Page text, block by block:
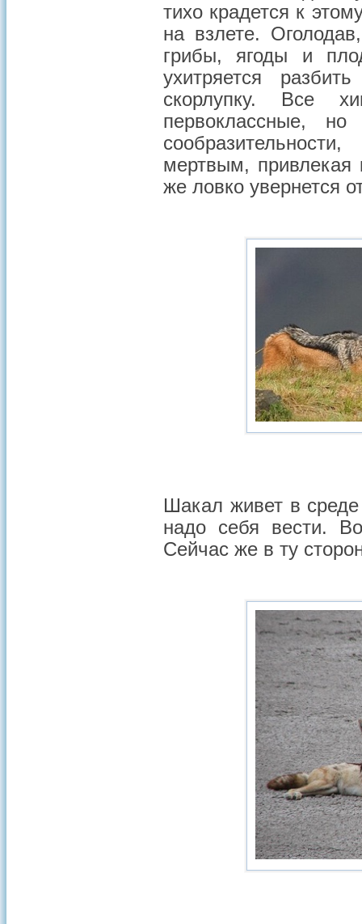
тихо крадется к
на взлете.
грибы, ягоды и
ухитряется
скорлупку. Все
первоклассные,
мертвым,
же ловко увернется
Шакал живет в
надо себя вести.
Сейчас же в ту